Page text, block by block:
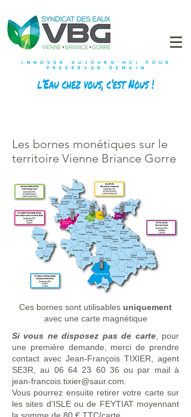
INNOVER AUJOURD'HUI POUR
PRESERVER DEMAIN
Les bornes monétiques sur le
territoire Vienne Briance Gorre
Ces bornes sont utilisables uniquement
avec une carte magnétique
Si vous ne disposez pas de carte, pour
une première demande, merci de prendre
contact avec Jean-François TIXIER, agent
SE3R, au 06 64 23 60 36 ou par mail à
jean-francois.tixier@saur.com
Vous pourrez ensuite retirer votre carte sur
les sites d'ISLE ou de FEYTIAT moyennant